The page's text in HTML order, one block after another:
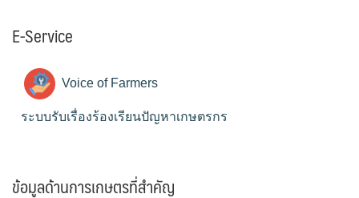
E-Service
Voice of Farmers
ระบบรับเรื่องร้องเรียนปัญหาเกษตรกร
ข้อมูลด้านการเกษตรที่สำคัญ